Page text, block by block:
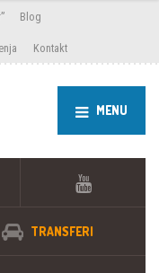
Blog
Kontakt
MENU
TRANSFERI